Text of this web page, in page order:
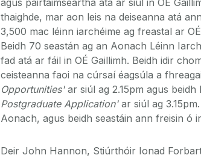
thaighde, mar aon leis na deiseanna atá
3,500 mac léinn iarchéime ag freastal ar
Beidh 70 seastán ag an Aonach Léinn
fad atá ar fáil in OÉ Gaillimh. Beidh idir
ceisteanna faoi na cúrsaí éagsúla a
Opportunities'ar siúl ag 2.15pm agus
Postgraduate Application'ar siúl ag
Aonach, agus beidh seastáin ann freisin ó
Deir John Hannon, Stiúrthóir Ionad